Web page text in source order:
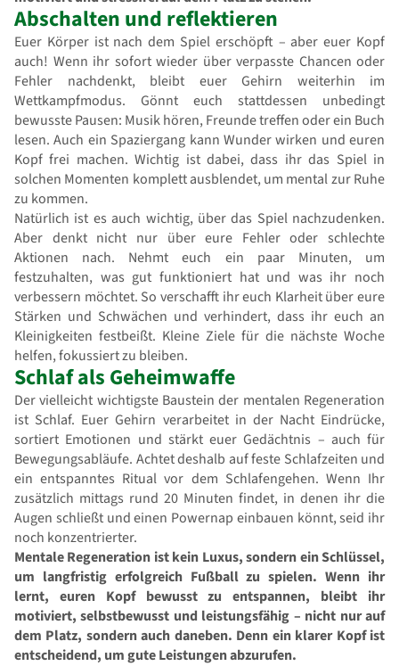
Abschalten und reflektieren
Euer Körper ist nach dem Spiel erschöpft – aber euer Kopf
auch! Wenn ihr sofort wieder über verpasste Chancen oder
Fehler nachdenkt, bleibt euer Gehirn weiterhin im
Wettkampfmodus. Gönnt euch stattdessen unbedingt
bewusste Pausen: Musik hören, Freunde treffen oder ein Buch
lesen. Auch ein Spaziergang kann Wunder wirken und euren
Kopf frei machen. Wichtig ist dabei, dass ihr das Spiel in
solchen Momenten komplett ausblendet, um mental zur Ruhe
zu kommen.
Natürlich ist es auch wichtig, über das Spiel nachzudenken.
Aber denkt nicht nur über eure Fehler oder schlechte
Aktionen nach. Nehmt euch ein paar Minuten, um
festzuhalten, was gut funktioniert hat und was ihr noch
verbessern möchtet. So verschafft ihr euch Klarheit über eure
Stärken und Schwächen und verhindert, dass ihr euch an
Kleinigkeiten festbeißt. Kleine Ziele für die nächste Woche
helfen, fokussiert zu bleiben.
Schlaf als Geheimwaffe
Der vielleicht wichtigste Baustein der mentalen Regeneration
ist Schlaf. Euer Gehirn verarbeitet in der Nacht Eindrücke,
sortiert Emotionen und stärkt euer Gedächtnis – auch für
Bewegungsabläufe. Achtet deshalb auf feste Schlafzeiten und
ein entspanntes Ritual vor dem Schlafengehen. Wenn Ihr
zusätzlich mittags rund 20 Minuten findet, in denen ihr die
Augen schließt und einen Powernap einbauen könnt, seid ihr
noch konzentrierter.
Mentale Regeneration ist kein Luxus, sondern ein Schlüssel,
um langfristig erfolgreich Fußball zu spielen. Wenn ihr
lernt, euren Kopf bewusst zu entspannen, bleibt ihr
motiviert, selbstbewusst und leistungsfähig – nicht nur auf
dem Platz, sondern auch daneben. Denn ein klarer Kopf ist
entscheidend, um gute Leistungen abzurufen.